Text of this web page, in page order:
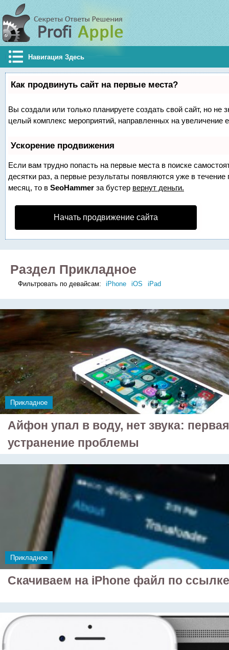
Навигация Здесь
Как продвинуть сайт на первые места?
Вы создали или только планируете создать свой сайт, но не
целый комплекс мероприятий, направленных на увеличение
Ускорение продвижения
Если вам трудно попасть на первые места в поиске
десятки раз, а первые результаты появляются уже в
месяц, то в SeoHammer за бустер вернут деньги.
Начать продвижение сайта
Раздел Прикладное
Фильтровать по девайсам: iPhone iOS iPad
Прикладное
Айфон упал в воду, нет звука:
устранение проблемы
Прикладное
Скачиваем на iPhone файл по ссылке